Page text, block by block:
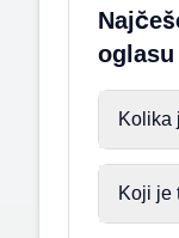
oglasu
Kolika
Koji je